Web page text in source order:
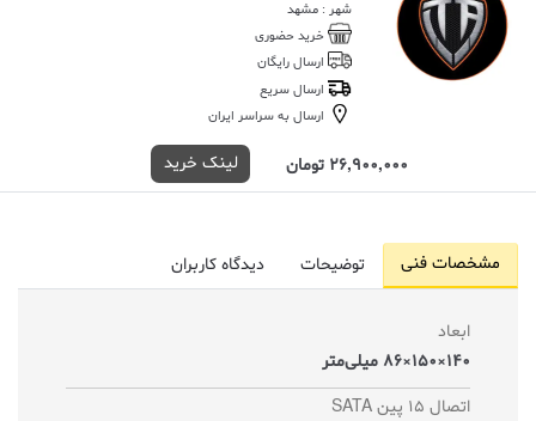
شهر : مشهد
خرید حضوری
ارسال رایگان
ارسال سریع
ارسال به سراسر ایران
26,900,000 تومان لینک خرید
مشخصات فنی توضیحات دیدگاه کاربران
ابعاد
140×150×86 میلی‌متر
اتصال 15 پین SATA